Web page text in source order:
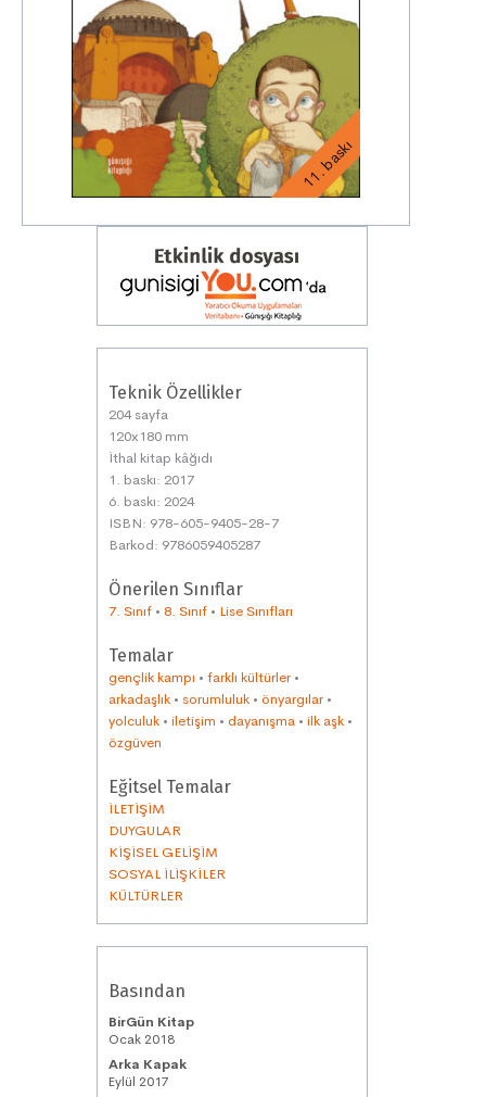
11. baskı
Teknik Özellikler
204 sayfa
120x180 mm
İthal kitap kâğıdı
1. baskı: 2017
6. baskı: 2024
ISBN: 978-605-9405-28-7
Barkod: 9786059405287
Önerilen Sınıflar
7. Sınıf • 8. Sınıf • Lise Sınıfları
Temalar
gençlik kampı • farklı kültürler •
arkadaşlık • sorumluluk • önyargılar •
yolculuk • iletişim • dayanışma • ilk aşk •
özgüven
Eğitsel Temalar
İLETİŞİM
DUYGULAR
KİŞİSEL GELİŞİM
SOSYAL İLİŞKİLER
KÜLTÜRLER
Basından
BirGün Kitap
Ocak 2018
Arka Kapak
Eylül 2017